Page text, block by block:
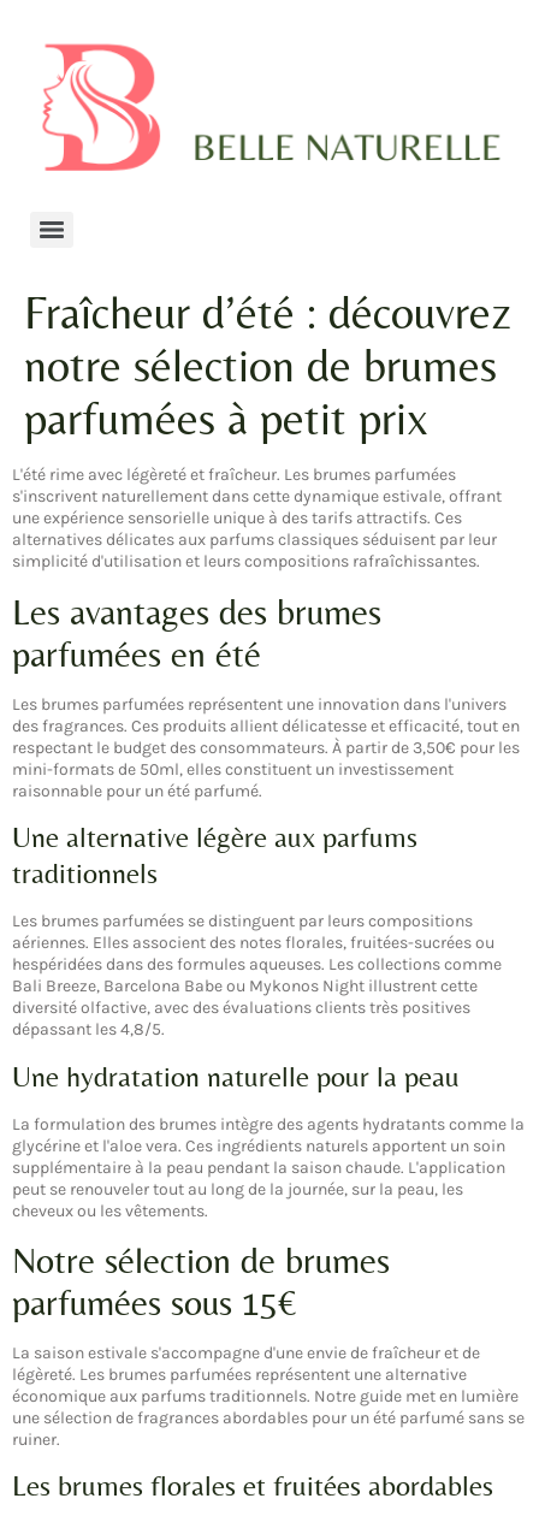
Fraîcheur d’été : découvrez
notre sélection de brumes
parfumées à petit prix
L'été rime avec légèreté et fraîcheur. Les brumes parfumées
s'inscrivent naturellement dans cette dynamique estivale, offrant
une expérience sensorielle unique à des tarifs attractifs. Ces
alternatives délicates aux parfums classiques séduisent par leur
simplicité d'utilisation et leurs compositions rafraîchissantes.
Les avantages des brumes
parfumées en été
Les brumes parfumées représentent une innovation dans l'univers
des fragrances. Ces produits allient délicatesse et efficacité, tout en
respectant le budget des consommateurs. À partir de 3,50€ pour les
mini-formats de 50ml, elles constituent un investissement
raisonnable pour un été parfumé.
Une alternative légère aux parfums
traditionnels
Les brumes parfumées se distinguent par leurs compositions
aériennes. Elles associent des notes florales, fruitées-sucrées ou
hespéridées dans des formules aqueuses. Les collections comme
Bali Breeze, Barcelona Babe ou Mykonos Night illustrent cette
diversité olfactive, avec des évaluations clients très positives
dépassant les 4,8/5.
Une hydratation naturelle pour la peau
La formulation des brumes intègre des agents hydratants comme la
glycérine et l'aloe vera. Ces ingrédients naturels apportent un soin
supplémentaire à la peau pendant la saison chaude. L'application
peut se renouveler tout au long de la journée, sur la peau, les
cheveux ou les vêtements.
Notre sélection de brumes
parfumées sous 15€
La saison estivale s'accompagne d'une envie de fraîcheur et de
légèreté. Les brumes parfumées représentent une alternative
économique aux parfums traditionnels. Notre guide met en lumière
une sélection de fragrances abordables pour un été parfumé sans se
ruiner.
Les brumes florales et fruitées abordables